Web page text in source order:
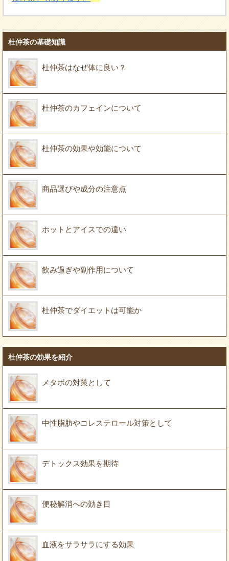
杜仲茶の基礎知識
杜仲茶はなぜ体に良い？
杜仲茶のカフェインについて
杜仲茶の効果や効能について
商品選びや成分の注意点
ホットとアイスでの違い
飲み過ぎや副作用について
杜仲茶でダイエットは可能か
杜仲茶の効果を紹介
メタボの対策として
中性脂肪やコレステロール対策として
デトックス効果を期待
便秘解消への効き目
血液をサラサラにする効果